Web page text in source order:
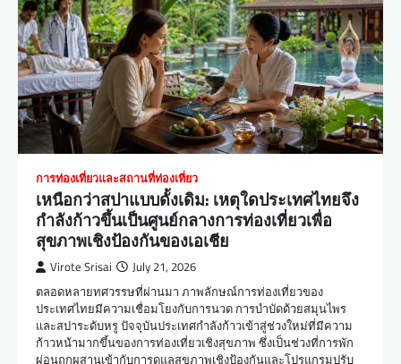
การท่องเที่ยวและสถานที่ท่องเที่ยว
เหนือกว่าสปาแบบดั้งเดิม: เหตุใดประเทศไทยจึง
กำลังก้าวขึ้นเป็นศูนย์กลางการท่องเที่ยวเพื่อ
สุขภาพเชิงป้องกันของเอเชีย
Virote Srisai July 21, 2026
ตลอดหลายทศวรรษที่ผ่านมา ภาพลักษณ์การท่องเที่ยวของ
ประเทศไทยมีความเชื่อมโยงกับการนวด การบำบัดด้วยสมุนไพร
และสปาระดับหรู ปัจจุบันประเทศกำลังก้าวเข้าสู่ช่วงใหม่ที่มีความ
ก้าวหน้ามากขึ้นของการท่องเที่ยวเชิงสุขภาพ ซึ่งเป็นช่วงที่การพัก
ผ่อนถูกผสานเข้ากับการดูแลสุขภาพเชิงป้องกันและโปรแกรมปรับ